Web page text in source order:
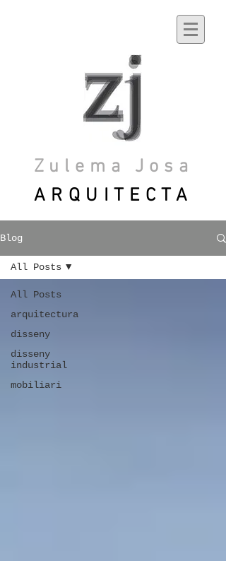
Zulema Josa
ARQUITECTA
Blog
All Posts
arquitectura
disseny
disseny
industrial
mobiliari
All Posts